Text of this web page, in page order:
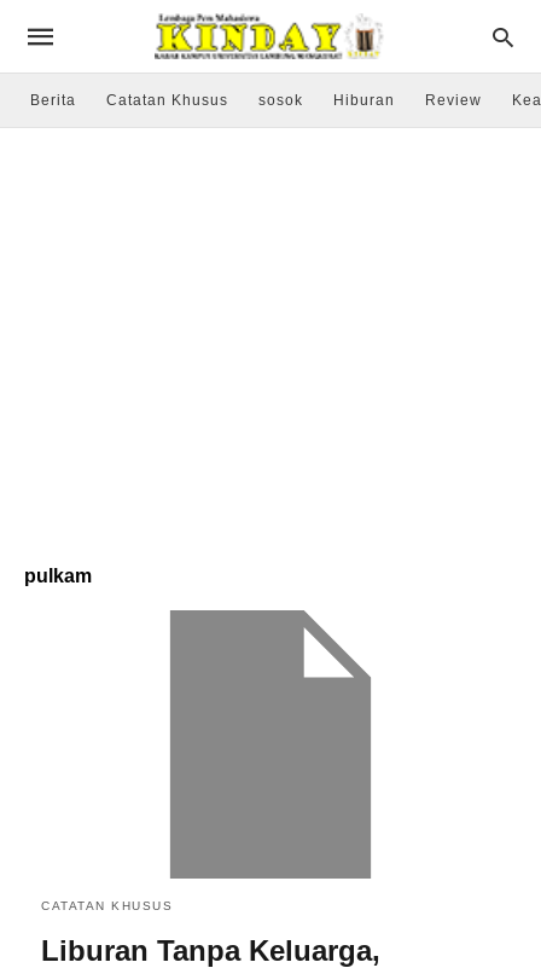
Berita Catatan Khusus sosok Hiburan Review
pulkam
CATATAN KHUSUS
Liburan Tanpa Keluarga,